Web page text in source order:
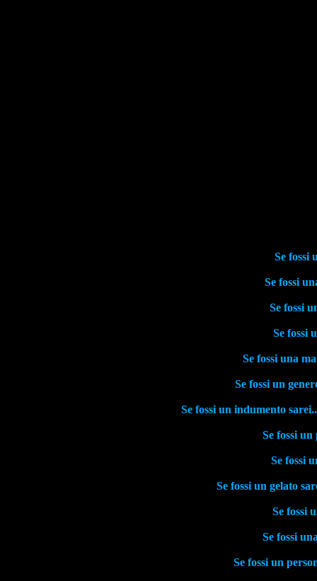
Se fossi
Se fossi
Se fossi
Se fossi
Se fossi una
Se fossi un
Se fossi un indumento
Se fossi
Se fossi
Se fossi un gelato
Se fossi
Se fossi
Se fossi un